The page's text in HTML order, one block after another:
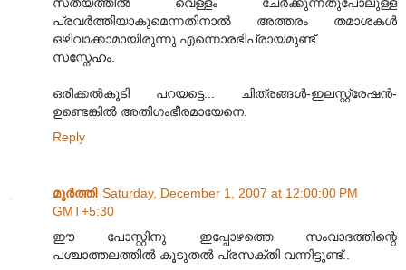
പ്രവര്‍ത്തിയാകുമെന്നതിനാല്‍ അത്തരം തമാശകള്‍
ഒഴിവാക്കാമായിരുന്നു എന്നൊരഭിപ്രായമുണ്ട്.
സസ്നേഹം.
ഒരിക്കല്‍കൂടി പറയട്ടെ... ചിത്രങ്ങള്‍-ഇലസ്റ്റ്രേഷന്‍-
ഉണ്ടെങ്കില്‍ അതിഗംഭീരമായേനെ.
Reply
മൂര്‍ത്തി Saturday, December 1, 2007 at 12:00:00 PM
GMT+5:30
ഈ പോസ്റ്റിനു ഇപ്പോഴത്തെ സംവാദത്തിന്റെ
പശ്ചാത്തലത്തില്‍ കൂടുതല്‍ പ്രസക്തി വന്നിട്ടുണ്ട്..